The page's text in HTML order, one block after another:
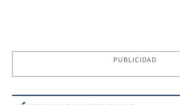
PUBLICIDAD